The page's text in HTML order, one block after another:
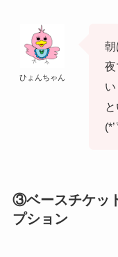
ひょんちゃん
朝
夜
い
③ベースチケッ
プション